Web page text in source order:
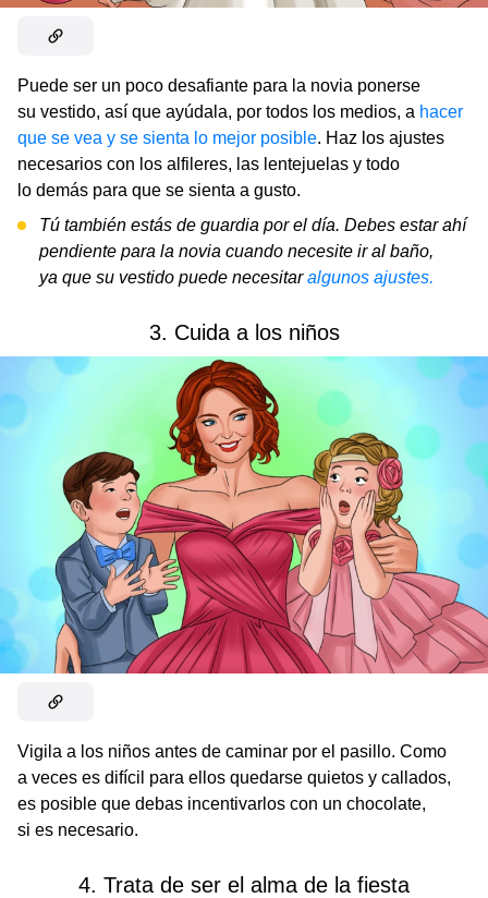
Puede ser un poco desafiante para la novia ponerse
su vestido, así que ayúdala, por todos los medios, a hacer
que se vea y se sienta lo mejor posible. Haz los ajustes
necesarios con los alfileres, las lentejuelas y todo
lo demás para que se sienta a gusto.
Tú también estás de guardia por el día. Debes estar ahí
pendiente para la novia cuando necesite ir al baño,
ya que su vestido puede necesitaralgunos ajustes.
3. Cuida a los niños
Vigila a los niños antes de caminar por el pasillo. Como
a veces es difícil para ellos quedarse quietos y callados,
es posible que debas incentivarlos con un chocolate,
si es necesario.
4. Trata de ser el alma de la fiesta